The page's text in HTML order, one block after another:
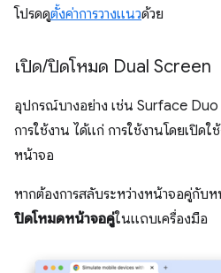
โปรดดูตั้งค่าการวางแนวด้วย
เปิด/ปิดโหมด Dual Screen
อุปกรณ์บางอย่าง เช่น Surface
การใช้งาน ได้แก่ การใช้งานโดยเปิด
หน้าจอ
หากต้องการสลับระหว่างหน้าจอคู่กับห
ปิดโหมดหน้าจอคู่ในแถบเครื่องมือ